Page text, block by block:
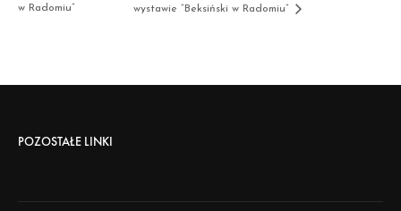
w Radomiu”
wystawie “Beksiński w Radomiu”
POZOSTAŁE LINKI